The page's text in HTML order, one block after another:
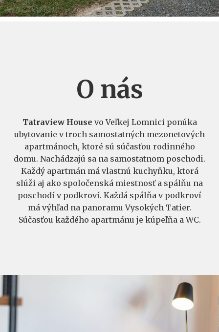
O nás
Tatraview House vo Veľkej Lomnici ponúka
ubytovanie v troch samostatných mezonetových
apartmánoch, ktoré sú súčasťou rodinného
domu. Nachádzajú sa na samostatnom poschodi.
Každý apartmán má vlastnú kuchyňku, ktorá
slúži aj ako spoločenská miestnosť a spálňu na
poschodí v podkroví. Každá spálňa v podkroví
má výhľad na panoramu Vysokých Tatier.
Súčasťou každého apartmánu je kúpeľňa a WC.